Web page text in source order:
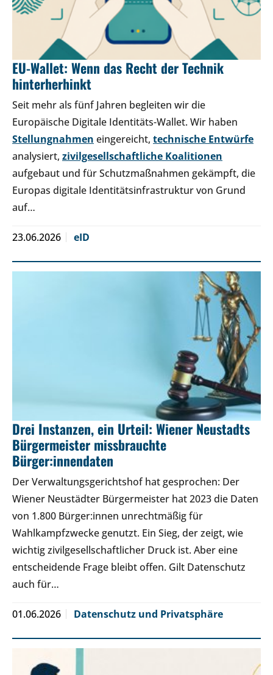
EU-Wallet: Wenn das Recht der Technik
hinterherhinkt
Seit mehr als fünf Jahren begleiten wir die
Europäische Digitale Identitäts-Wallet. Wir haben
Stellungnahmen eingereicht, technische Entwürfe
analysiert, zivilgesellschaftliche Koalitionen
aufgebaut und für Schutzmaßnahmen gekämpft, die
Europas digitale Identitätsinfrastruktur von Grund
auf…
23.06.2026 eID
Drei Instanzen, ein Urteil: Wiener Neustadts
Bürgermeister missbrauchte
Bürger:innendaten
Der Verwaltungsgerichtshof hat gesprochen: Der
Wiener Neustädter Bürgermeister hat 2023 die Daten
von 1.800 Bürger:innen unrechtmäßig für
Wahlkampfzwecke genutzt. Ein Sieg, der zeigt, wie
wichtig zivilgesellschaftlicher Druck ist. Aber eine
entscheidende Frage bleibt offen. Gilt Datenschutz
auch für…
01.06.2026 Datenschutz und Privatsphäre